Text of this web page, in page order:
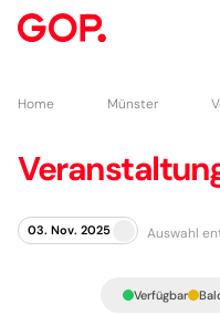
Münster
Home
03. Nov. 2025 Auswahl
Verfügbar